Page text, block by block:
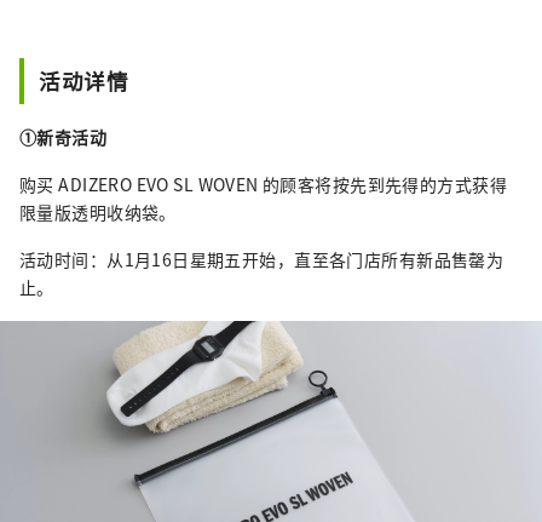
活动详情
①新奇活动
购买 ADIZERO EVO SL WOVEN 的顾客将按先到先得的方式获得
限量版透明收纳袋。
活动时间：从1月16日星期五开始，直至各门店所有新品售罄为
止。